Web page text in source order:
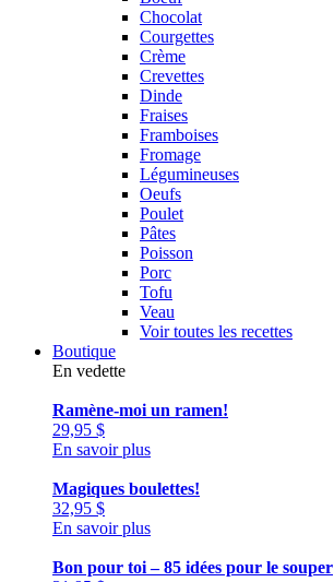
Chocolat
Courgettes
Crème
Crevettes
Dinde
Fraises
Framboises
Fromage
Légumineuses
Oeufs
Poulet
Pâtes
Poisson
Porc
Tofu
Veau
Voir toutes les recettes
Boutique
En vedette
Ramène-moi un ramen!
29,95 $
En savoir plus
Magiques boulettes!
32,95 $
En savoir plus
Bon pour toi – 85 idées pour le souper